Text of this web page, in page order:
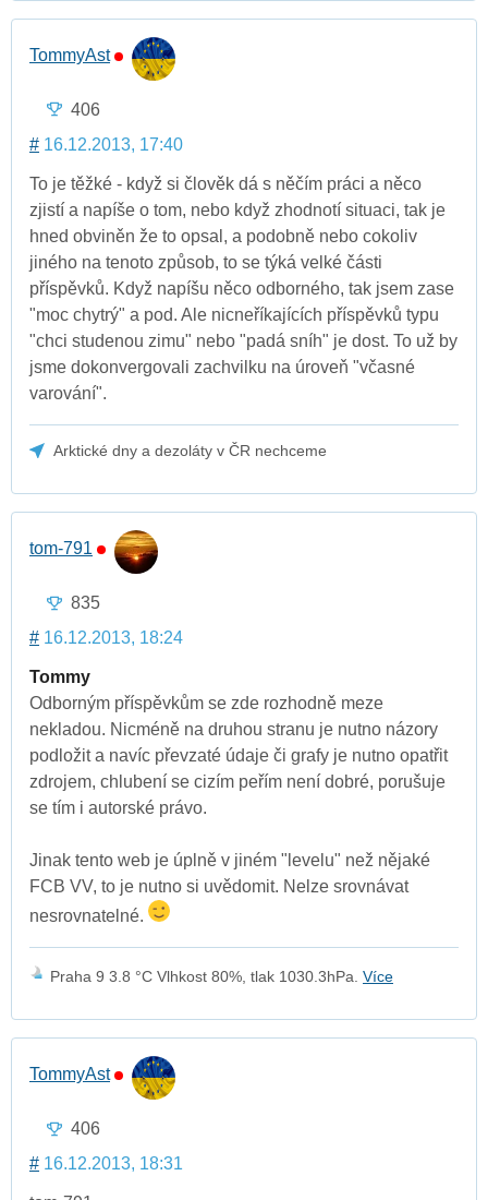
TommyAst
406
# 16.12.2013, 17:40
To je těžké - když si člověk dá s něčím práci a něco
zjistí a napíše o tom, nebo když zhodnotí situaci, tak je
hned obviněn že to opsal, a podobně nebo cokoliv
jiného na tenoto způsob, to se týká velké části
příspěvků. Když napíšu něco odborného, tak jsem zase
"moc chytrý" a pod. Ale nicneříkajících příspěvků typu
"chci studenou zimu" nebo "padá sníh" je dost. To už by
jsme dokonvergovali zachvilku na úroveň "včasné
varování".
Arktické dny a dezoláty v ČR nechceme
tom-791
835
# 16.12.2013, 18:24
Tommy
Odborným příspěvkům se zde rozhodně meze
nekladou. Nicméně na druhou stranu je nutno názory
podložit a navíc převzaté údaje či grafy je nutno opatřit
zdrojem, chlubení se cizím peřím není dobré, porušuje
se tím i autorské právo.
Jinak tento web je úplně v jiném "levelu" než nějaké
FCB VV, to je nutno si uvědomit. Nelze srovnávat
nesrovnatelné.
Praha 9 3.8 °C Vlhkost 80%, tlak 1030.3hPa. Více
TommyAst
406
# 16.12.2013, 18:31